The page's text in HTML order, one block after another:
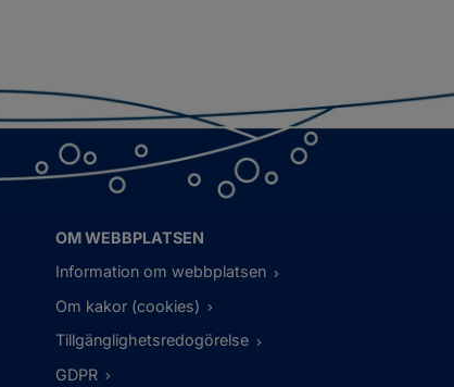
OM WEBBPLATSEN
Information om webbplatsen
Om kakor (cookies)
Tillgänglighetsredogörelse
GDPR